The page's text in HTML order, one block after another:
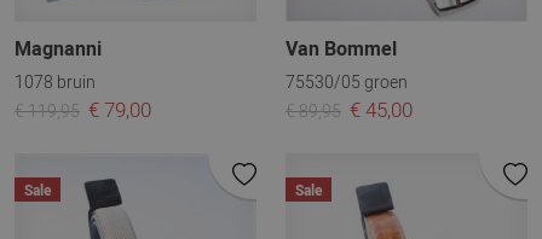
Magnanni
1078 bruin
€ 119,95 € 79,00
Van Bommel
75530/05 groen
€ 89,95 € 45,00
Sale Sale